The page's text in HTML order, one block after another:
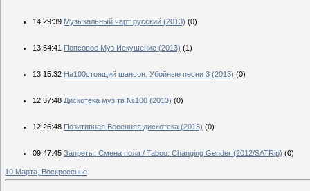
14:29:39 Музыкальный чарт русский (2013) (0)
13:54:41 Попсовое Муз Искушение (2013) (1)
13:15:32 На100стоящий шансон. Убойные песни 3 (2013) (0)
12:37:48 Дискотека муз тв №100 (2013) (0)
12:26:48 Позитивная Весенняя дискотека (2013) (0)
09:47:45 Запреты: Смена пола / Taboo: Changing Gender (2012/SATRip) (0)
10 Марта, Воскресенье